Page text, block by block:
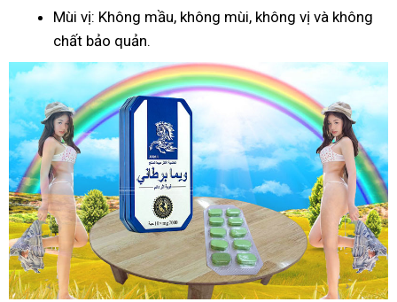
Mùi vị: Không mầu, không mùi, không vị và không
chất bảo quản.